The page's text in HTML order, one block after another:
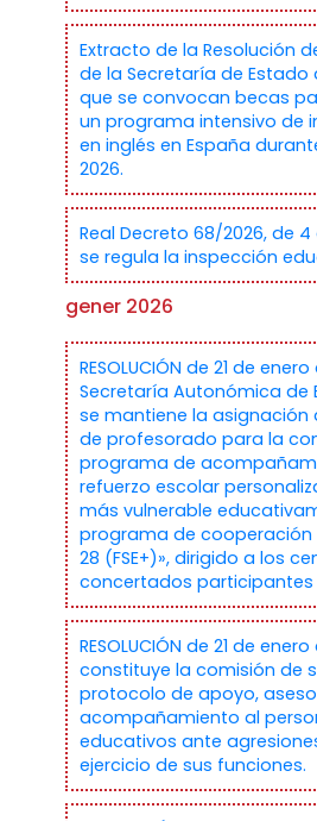
Extracto de la Resolución
de la Secretaría de Estado
que se convocan becas
un programa intensivo de
en inglés en España
2026.
Real Decreto 68/2026, de
se regula la inspección
gener 2026
RESOLUCIÓN de 21 de
Secretaría Autonómica de
se mantiene la asignación
de profesorado para la
programa de
refuerzo escolar
más vulnerable
programa de cooperación
28 (FSE+)», dirigido a los
concertados participantes
RESOLUCIÓN de 21 de
constituye la comisión de
protocolo de apoyo,
acompañamiento al
educativos ante
ejercicio de sus funciones.